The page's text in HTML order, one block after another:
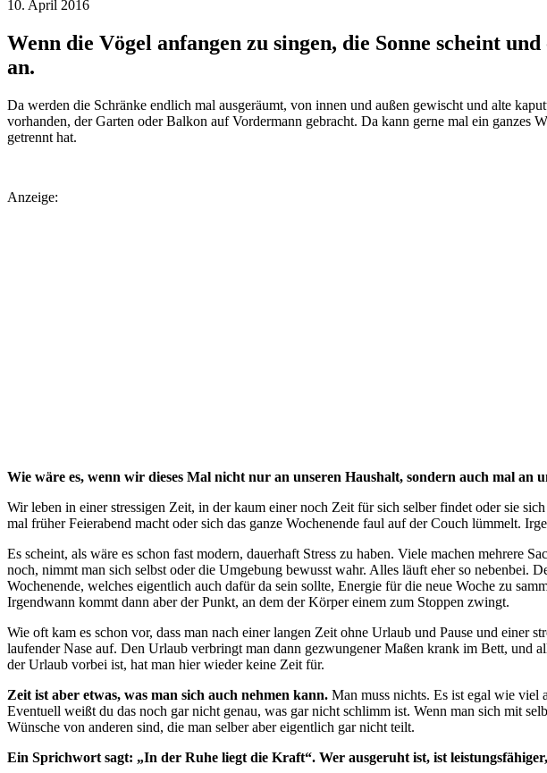
10. April 2016
Wenn die Vögel anfangen zu singen, die Sonne scheint
an.
Da werden die Schränke endlich mal ausgeräumt, von innen und außen gewischt und alte
vorhanden, der Garten oder Balkon auf Vordermann gebracht. Da kann gerne mal ein ganzes
getrennt hat.
Anzeige:
Wie wäre es, wenn wir dieses Mal nicht nur an unseren Haushalt, sondern auch mal an
Wir leben in einer stressigen Zeit, in der kaum einer noch Zeit für sich selber findet oder sie
mal früher Feierabend macht oder sich das ganze Wochenende faul auf der Couch lümmelt.
Es scheint, als wäre es schon fast modern, dauerhaft Stress zu haben. Viele machen mehrere
noch, nimmt man sich selbst oder die Umgebung bewusst wahr. Alles läuft eher so nebenbei.
Wochenende, welches eigentlich auch dafür da sein sollte, Energie für die neue Woche zu
Irgendwann kommt dann aber der Punkt, an dem der Körper einem zum Stoppen zwingt.
Wie oft kam es schon vor, dass man nach einer langen Zeit ohne Urlaub und Pause und einer
laufender Nase auf. Den Urlaub verbringt man dann gezwungener Maßen krank im Bett, und
der Urlaub vorbei ist, hat man hier wieder keine Zeit für.
Zeit ist aber etwas, was man sich auch nehmen kann. Man muss nichts. Es ist egal wie viel
Eventuell weißt du das noch gar nicht genau, was gar nicht schlimm ist. Wenn man sich mit
Wünsche von anderen sind, die man selber aber eigentlich gar nicht teilt.
Ein Sprichwort sagt: „In der Ruhe liegt die Kraft“. Wer ausgeruht ist, ist